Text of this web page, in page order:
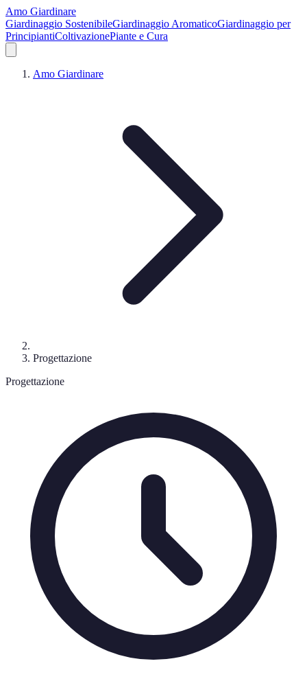
Amo Giardinare
Giardinaggio SostenibileGiardinaggio AromaticoGiardinaggio per
PrincipiantiColtivazionePiante e Cura
Amo Giardinare
Progettazione
Progettazione